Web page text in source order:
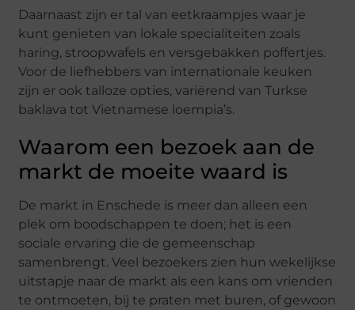
Daarnaast zijn er tal van eetkraampjes waar je
kunt genieten van lokale specialiteiten zoals
haring, stroopwafels en versgebakken poffertjes.
Voor de liefhebbers van internationale keuken
zijn er ook talloze opties, variërend van Turkse
baklava tot Vietnamese loempia’s.
Waarom een bezoek aan de
markt de moeite waard is
De markt in Enschede is meer dan alleen een
plek om boodschappen te doen; het is een
sociale ervaring die de gemeenschap
samenbrengt. Veel bezoekers zien hun wekelijkse
uitstapje naar de markt als een kans om vrienden
te ontmoeten, bij te praten met buren, of gewoon